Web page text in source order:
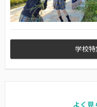
学校
よく